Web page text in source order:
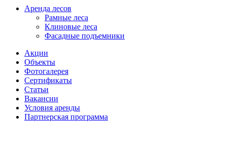
Аренда лесов
Рамные леса
Клиновые леса
Фасадные подъемники
Акции
Объекты
Фотогалерея
Сертификаты
Статьи
Вакансии
Условия аренды
Партнерская программа